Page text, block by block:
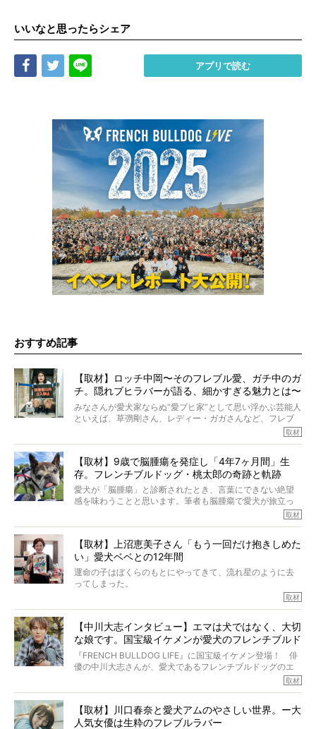
いいなと思ったらシェア
Share Tweet アプリで読む
おすすめ記事
【取材】ロッチ中岡〜そのフレブル愛、ガチ中のガ
チ。隠れブヒラバーが語る、細かすぎる魅力とは〜
【前編】
みなさんが愛犬家ならぬ“愛ブヒ家”として思い浮かぶ芸能人
といえば、草彅剛さん、レディー・ガガさんなど、フレブ
ルを飼っている方が多いと思います。が、ロッチ中岡さん
も、じつは大のフレブルラバーだというのをご存知です
んのインスタグラムを覗くと、たくさんのフレブルアカウ
ントがフォローされていて、わが『FRENCH BULLDOG
LIFE』モデルのnicoやトーラスも、その中の一頭。
そんな中岡さんに、フレブルの魅力を語っていただきまし
た。そのブヒ愛っぷりは、思ってた以上！ ガチ中のガチ
取材
【取材】9歳で脳腫瘍を発症し「4年7ヶ月間」生
存。フレンチブルドッグ・桃太郎の奇跡と軌跡
愛犬が「脳腫瘍」と診断されたとき、言葉にできない絶望
感を味わうことと思います。筆者も脳腫瘍で愛犬が旅立っ
たひとり。だからこそ、どれほど厄介で困難な病気かを理
解をしているつもりです。「発症から1年生存すれば素晴ら
ところが、フレンチブルドッグの桃太郎は9歳で脳腫瘍を発
症し、なんと4年7ヶ月間も生き抜いたのです。旅立ったと
きの年齢は13歳と11ヶ月、レジェンド級のレジェンドでし
た。さらには、治療後3年間は一度も発作が起きなかったと
いいます。
この事実はフレンチブルドッグだけでなく、脳腫瘍と闘う
多くの犬たちに勇気と希望を与えるに違いありません。桃
太郎のオーナーである佐藤さんご夫婦に、治療の選択やケ
アについて詳しくお話しをうかがいました。
取材
【取材】上沼恵美子さん「もう一回だけ抱きしめた
い」愛犬ベベとの12年間
運命の子はぼくらのもとにやってきて、流れ星のように去
ってしまった。
けれども、ぼくらはそのことについて考えたいし、泣き出
り添いたいと思う。
その悲しみをいますぐ解消することはできないが、話をき
いて、泣いたり笑ったりするのもいいだろう。
こんな子だった、こんなにいい子だった、ほんとうに愛し
ていたと。
ぼくらは上沼恵美子さんのご自宅へ伺って、お話をきこう
と思った。
取材
【中川大志インタビュー】エマは犬ではなく、大切
な娘です。国宝級イケメンが愛犬のフレンチブルド
ッグと一緒に登場
『FRENCH BULLDOG LIFE』に国宝級イケメン登場！ 俳
優の中川大志さんが、愛犬であるフレンチブルドッグのエ
マちゃん（2歳の女の子）にメロメロとの情報を聞きつけ、
中川さんを直撃。そのフレブル愛をたっぷり語っていただ
カエピソードが次から次へと飛び出しました。
取材
【取材】川口春奈と愛犬アムのやさしい世界。ー大
人気女優は生粋のフレブルラバー